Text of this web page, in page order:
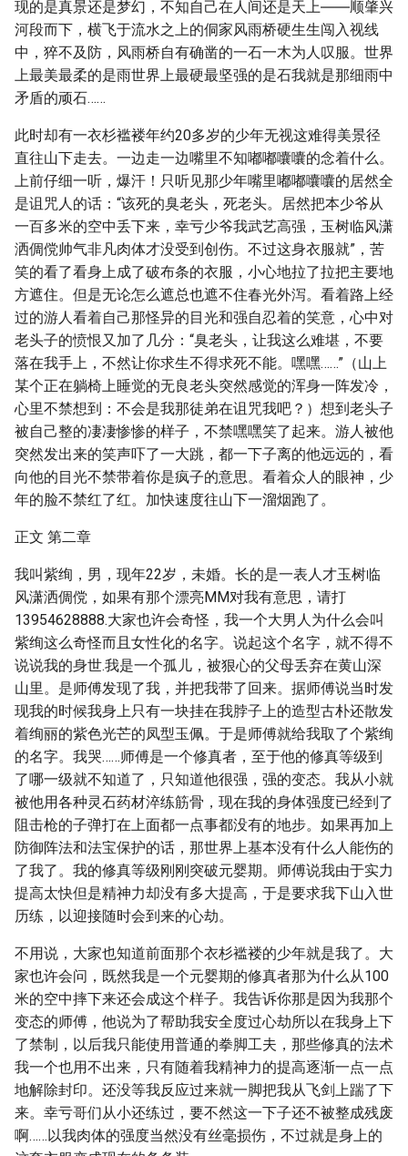
现的是真景还是梦幻，不知自己在人间还是天上――顺肇兴
河段而下，横飞于流水之上的侗家风雨桥硬生生闯入视线
中，猝不及防，风雨桥自有确凿的一石一木为人叹服。世界
上最美最柔的是雨世界上最硬最坚强的是石我就是那细雨中
矛盾的顽石……
此时却有一衣杉褴褛年约20多岁的少年无视这难得美景径
直往山下走去。一边走一边嘴里不知嘟嘟囔囔的念着什么。
上前仔细一听，爆汗！只听见那少年嘴里嘟嘟囔囔的居然全
是诅咒人的话：“该死的臭老头，死老头。居然把本少爷从
一百多米的空中丢下来，幸亏少爷我武艺高强，玉树临风潇
洒倜傥帅气非凡肉体才没受到创伤。不过这身衣服就”，苦
笑的看了看身上成了破布条的衣服，小心地拉了拉把主要地
方遮住。但是无论怎么遮总也遮不住春光外泻。看着路上经
过的游人看着自己那怪异的目光和强自忍着的笑意，心中对
老头子的愤恨又加了几分：“臭老头，让我这么难堪，不要
落在我手上，不然让你求生不得求死不能。嘿嘿……”（山上
某个正在躺椅上睡觉的无良老头突然感觉的浑身一阵发冷，
心里不禁想到：不会是我那徒弟在诅咒我吧？）想到老头子
被自己整的凄凄惨惨的样子，不禁嘿嘿笑了起来。游人被他
突然发出来的笑声吓了一大跳，都一下子离的他远远的，看
向他的目光不禁带着你是疯子的意思。看着众人的眼神，少
年的脸不禁红了红。加快速度往山下一溜烟跑了。
正文 第二章
我叫紫绚，男，现年22岁，未婚。长的是一表人才玉树临
风潇洒倜傥，如果有那个漂亮MM对我有意思，请打
13954628888.大家也许会奇怪，我一个大男人为什么会叫
紫绚这么奇怪而且女性化的名字。说起这个名字，就不得不
说说我的身世.我是一个孤儿，被狠心的父母丢弃在黄山深
山里。是师傅发现了我，并把我带了回来。据师傅说当时发
现我的时候我身上只有一块挂在我脖子上的造型古朴还散发
着绚丽的紫色光芒的凤型玉佩。于是师傅就给我取了个紫绚
的名字。我哭……师傅是一个修真者，至于他的修真等级到
了哪一级就不知道了，只知道他很强，强的变态。我从小就
被他用各种灵石药材淬练筋骨，现在我的身体强度已经到了
阻击枪的子弹打在上面都一点事都没有的地步。如果再加上
防御阵法和法宝保护的话，那世界上基本没有什么人能伤的
了我了。我的修真等级刚刚突破元婴期。师傅说我由于实力
提高太快但是精神力却没有多大提高，于是要求我下山入世
历练，以迎接随时会到来的心劫。
不用说，大家也知道前面那个衣杉褴褛的少年就是我了。大
家也许会问，既然我是一个元婴期的修真者那为什么从100
米的空中摔下来还会成这个样子。我告诉你那是因为我那个
变态的师傅，他说为了帮助我安全度过心劫所以在我身上下
了禁制，以后我只能使用普通的拳脚工夫，那些修真的法术
我一个也用不出来，只有随着我精神力的提高逐渐一点一点
地解除封印。还没等我反应过来就一脚把我从飞剑上踹了下
来。幸亏哥们从小还练过，要不然这一下子还不被整成残废
啊……以我肉体的强度当然没有丝毫损伤，不过就是身上的